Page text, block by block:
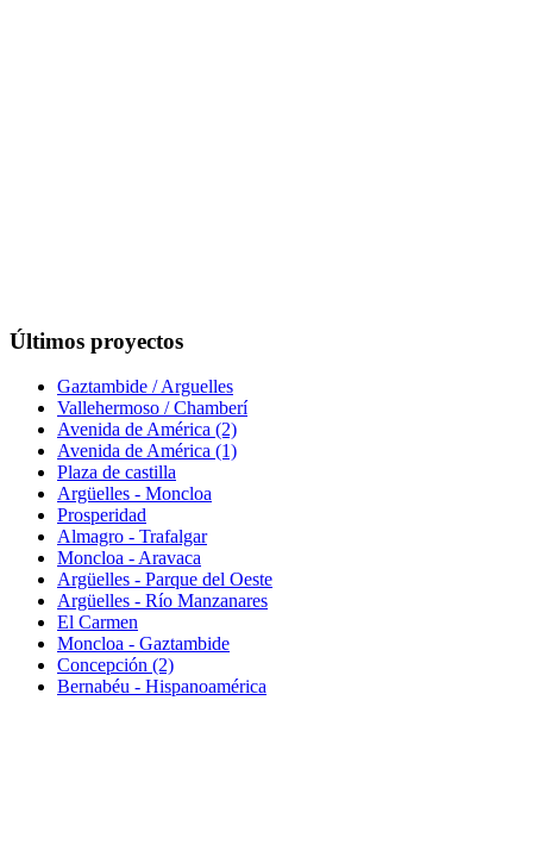
Últimos proyectos
Gaztambide / Arguelles
Vallehermoso / Chamberí
Avenida de América (2)
Avenida de América (1)
Plaza de castilla
Argüelles - Moncloa
Prosperidad
Almagro - Trafalgar
Moncloa - Aravaca
Argüelles - Parque del Oeste
Argüelles - Río Manzanares
El Carmen
Moncloa - Gaztambide
Concepción (2)
Bernabéu - Hispanoamérica